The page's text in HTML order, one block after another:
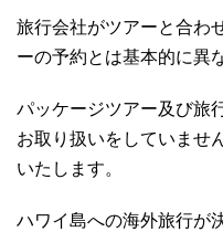
旅行会社がツアーと合わ
ーの予約とは基本的に異
パッケージツアー及び旅
お取り扱いをしていませ
いたします。
ハワイ島への海外旅行が